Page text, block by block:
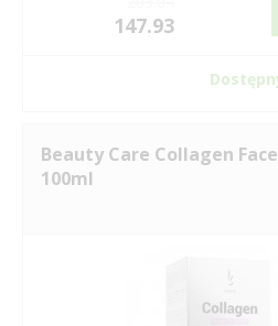
147.93
Beauty Care Collagen
100ml